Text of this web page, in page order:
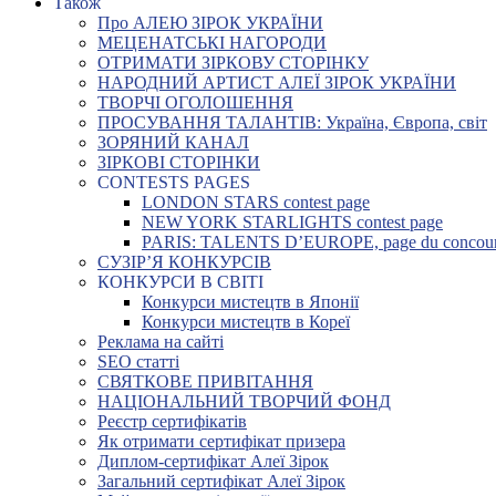
Про АЛЕЮ ЗІРОК УКРАЇНИ
МЕЦЕНАТСЬКІ НАГОРОДИ
ОТРИМАТИ ЗІРКОВУ СТОРІНКУ
НАРОДНИЙ АРТИСТ АЛЕЇ ЗІРОК УКРАЇНИ
ТВОРЧІ ОГОЛОШЕННЯ
ПРОСУВАННЯ ТАЛАНТІВ: Україна, Європа, світ
ЗОРЯНИЙ КАНАЛ
ЗІРКОВІ СТОРІНКИ
CONTESTS PAGES
LONDON STARS contest page
NEW YORK STARLIGHTS contest page
PARIS: TALENTS D’EUROPE, page du
СУЗІР’Я КОНКУРСІВ
КОНКУРСИ В СВІТІ
Конкурси мистецтв в Японії
Конкурси мистецтв в Кореї
Реклама на сайті
SEO статті
СВЯТКОВЕ ПРИВІТАННЯ
НАЦІОНАЛЬНИЙ ТВОРЧИЙ ФОНД
Реєстр сертифікатів
Як отримати сертифікат призера
Диплом-сертифікат Алеї Зірок
Загальний сертифікат Алеї Зірок